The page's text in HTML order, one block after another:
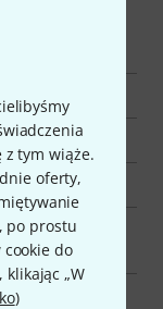
z tym wiąże.
oferty,
po prostu
do
„W
)